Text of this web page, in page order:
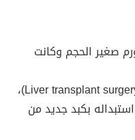
صغير الحجم وكانت
عملية زراعة الكبد (بالإنجليزية: Liver transplant surgery)،
بكبد جديد من